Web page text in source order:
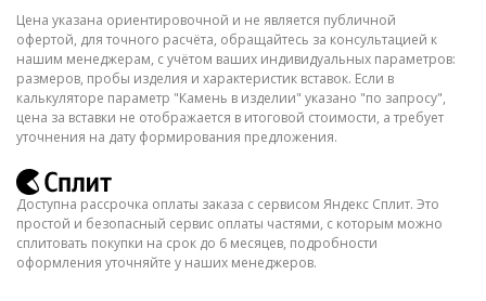
Цена указана ориентировочной и не является публичной
офертой, для точного расчёта, обращайтесь за консультацией к
нашим менеджерам, с учётом ваших индивидуальных параметров:
размеров, пробы изделия и характеристик вставок. Если в
калькуляторе параметр "Камень в изделии" указано "по запросу",
цена за вставки не отображается в итоговой стоимости, а требует
уточнения на дату формирования предложения.
Доступна рассрочка оплаты заказа с сервисом Яндекс Сплит. Это
простой и безопасный сервис оплаты частями, с которым можно
сплитовать покупки на срок до 6 месяцев, подробности
оформления уточняйте у наших менеджеров.